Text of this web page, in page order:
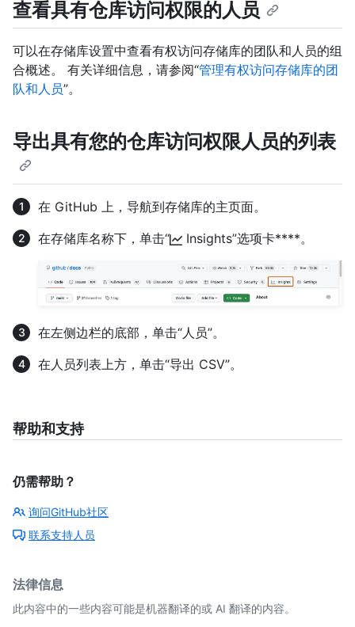
查看具有仓库访问权限的人员
可以在存储库设置中查看有权访问存储库的团队和人员的组
合概述。 有关详细信息，请参阅“管理有权访问存储库的团
队和人员”。
导出具有您的仓库访问权限人员的列表
在 GitHub 上，导航到存储库的主页面。
在存储库名称下，单击“
Insights”选项卡****。
在左侧边栏的底部，单击“人员”。
在人员列表上方，单击“导出 CSV”。
帮助和支持
仍需帮助？
询问GitHub社区
联系支持人员
法律信息
此内容中的一些内容可能是机器翻译的或 AI 翻译的内容。